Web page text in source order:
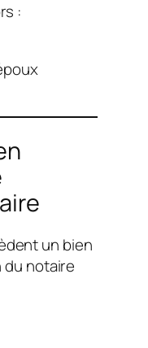
:
un bien
du notaire